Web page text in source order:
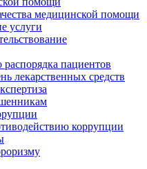
медицинской помощи
услуги
пациентов
лекарственных средств
коррупции